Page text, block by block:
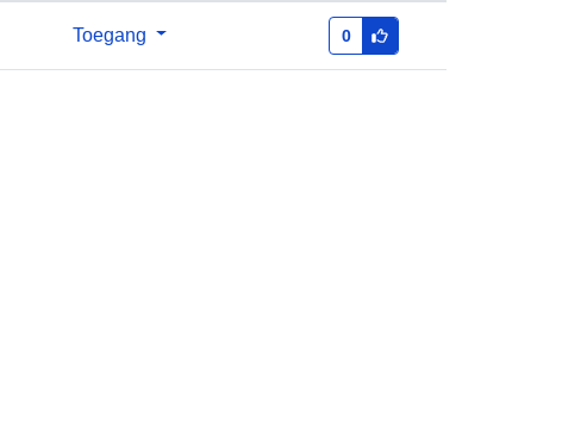
Toegang 0
47.9337856 ], [ 9.3903221,
47.9337856 ], [ 9.3903221,